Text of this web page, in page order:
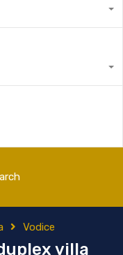
Vodice
villa